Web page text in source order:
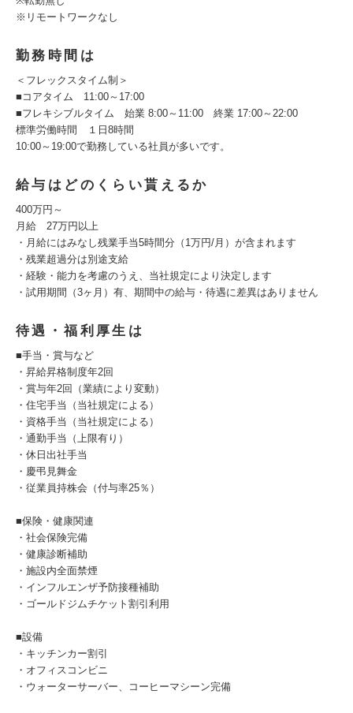
※リモートワークなし
勤務時間は
＜フレックスタイム制＞
■コアタイム 11:00～17:00
■フレキシブルタイム 始業 8:00～11:00 終業 17:00～22:00
標準労働時間 １日8時間
10:00～19:00で勤務している社員が多いです。
給与はどのくらい貰えるか
400万円～
月給 27万円以上
・月給にはみなし残業手当5時間分（1万円/月）が含まれます
・残業超過分は別途支給
・経験・能力を考慮のうえ、当社規定により決定します
・試用期間（3ヶ月）有、期間中の給与・待遇に差異はありません
待遇・福利厚生は
■手当・賞与など
・昇給昇格制度年2回
・賞与年2回（業績により変動）
・住宅手当（当社規定による）
・資格手当（当社規定による）
・通勤手当（上限有り）
・休日出社手当
・慶弔見舞金
・従業員持株会（付与率25％）
■保険・健康関連
・社会保険完備
・健康診断補助
・施設内全面禁煙
・インフルエンザ予防接種補助
・ゴールドジムチケット割引利用
■設備
・キッチンカー割引
・オフィスコンビニ
・ウォーターサーバー、コーヒーマシーン完備